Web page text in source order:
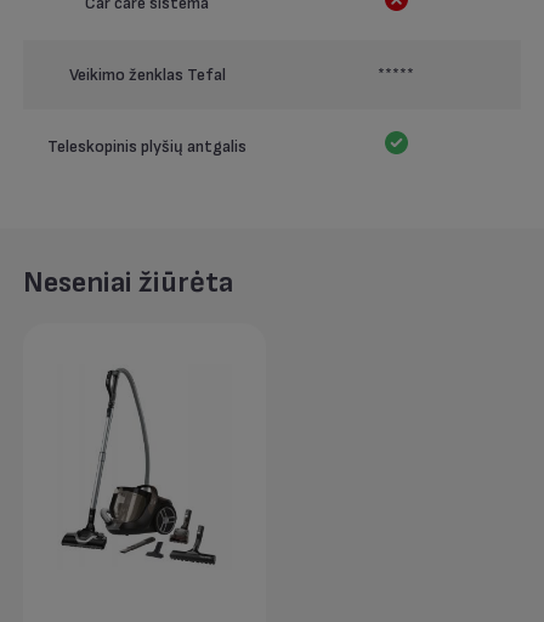
Veikimo ženklas Tefal *****
Teleskopinis plyšių antgalis
Neseniai žiūrėta